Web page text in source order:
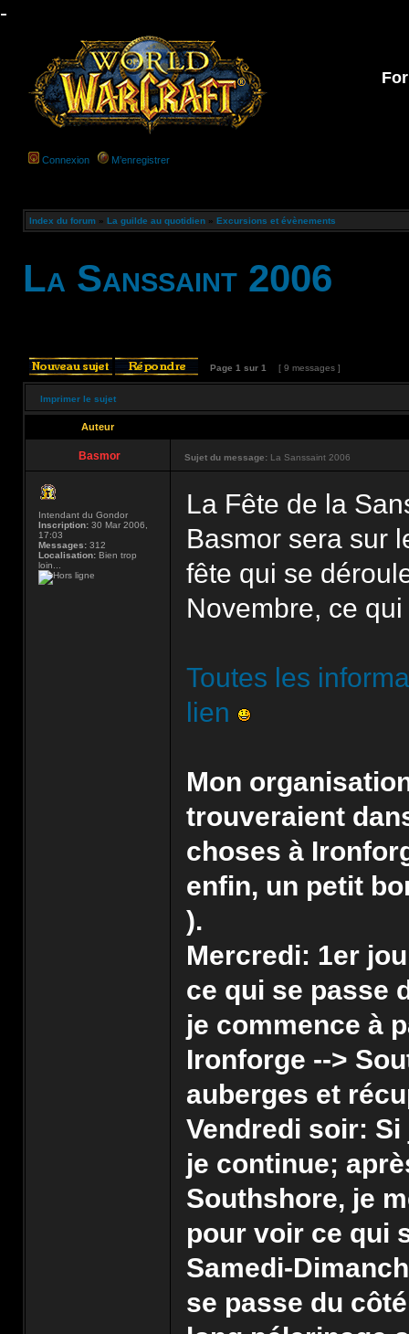
-
Connexion M’enregistrer
Index du forum » La guilde au quotidien » Excursions et évènements
La Sanssaint 2006
Page 1 sur 1 [ 9 messages ]
Imprimer le sujet
Auteur
Basmor Sujet du message: La Sanssaint 2006
Intendant du Gondor
Inscription: 30 Mar 2006,
17:03
Messages: 312
Localisation: Bien trop
loin...
La Fête de la
Basmor sera sur
fête qui se
Novembre, ce
Toutes les
lien
Mon
trouveraient
choses à
enfin, un petit
).
Mercredi: 1er
ce qui se passe
je commence à
Ironforge -->
auberges et
Vendredi soir:
je continue;
Southshore, je
pour voir ce qui
Samedi-
se passe du